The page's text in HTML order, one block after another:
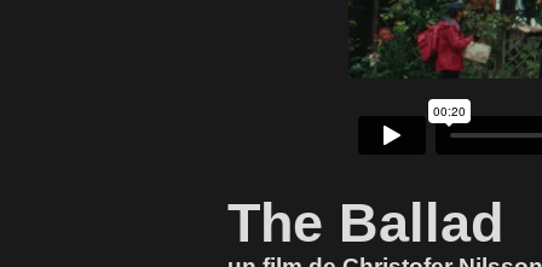
The Ballad